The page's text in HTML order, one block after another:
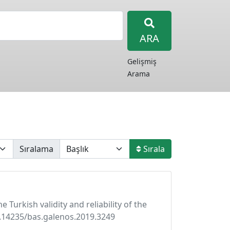
ARA
Gelişmiş
Arama
Sıralama Sırala
Turkish validity and reliability of the
bas.galenos.2019.3249